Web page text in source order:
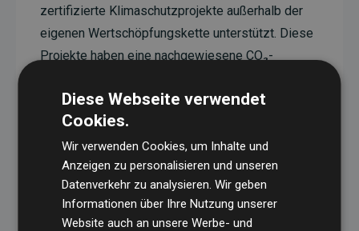
zertifizierte Klimaschutzprojekte außerhalb der
eigenen Wertschöpfungskette unterstützt. Diese
Projekte haben eine nachgewiesene CO₂-
Doppelten der geschätzten Emissionen der
Website entspricht.
Alle unterstützten Projekte werden durch
Standardverifiziert und erfüllen höchste
Anforderungen an Qualität, tatsächliche
Klimawirkung und Transparenz. Weitere
Diese Webseite verwendet
Cookies.
Wir verwenden Cookies, um Inhalte und
Anzeigen zu personalisieren und unseren
Datenverkehr zu analysieren. Wir geben
Informationen über Ihre Nutzung unserer
Website auch an unsere Werbe- und